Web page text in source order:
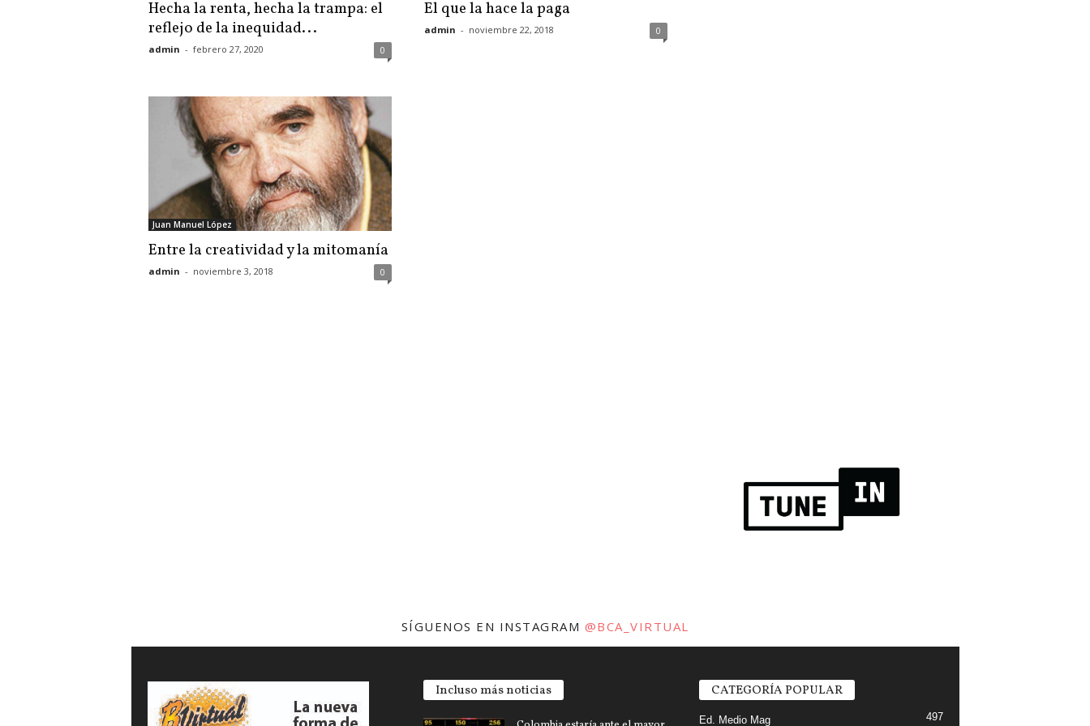
Hecha la renta, hecha la trampa: el
reflejo de la inequidad...
admin - febrero 27, 2020 0
El que la hace la paga
admin - noviembre 22, 2018 0
Juan Manuel López
Entre la creatividad y la mitomanía
admin - noviembre 3, 2018 0
SÍGUENOS EN INSTAGRAM @BCA_VIRTUAL
Incluso más noticias CATEGORÍA POPULAR
Ed. Medio Mag 497